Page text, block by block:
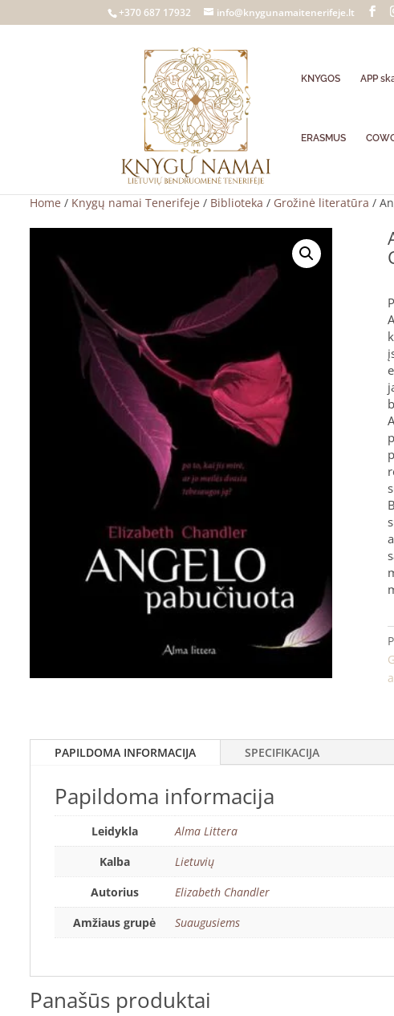
+370 687 17932 info@knygunamaitenerifeje.lt
KNYGOS APP
ERASMUS
Home / Knygų namai Tenerifeje / Biblioteka / Grožinė literatūra /
PAPILDOMA INFORMACIJA SPECIFIKACIJA
Papildoma informacija
Leidykla
Alma Littera
Kalba
Lietuvių
Autorius
Elizabeth Chandler
Amžiaus grupė
Suaugusiems
Panašūs produktai